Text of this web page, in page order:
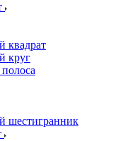
квадрат
круг
полоса
шестигранник